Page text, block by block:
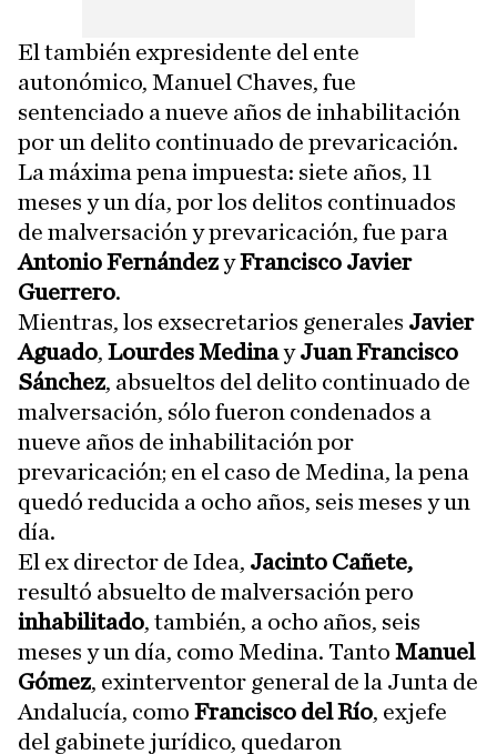
El también expresidente del ente
autonómico, Manuel Chaves, fue
sentenciado a nueve años de inhabilitación
por un delito continuado de prevaricación.
La máxima pena impuesta: siete años, 11
meses y un día, por los delitos continuados
de malversación y prevaricación, fue para
Antonio FernándezyFrancisco Javier
Guerrero.
Mientras, los exsecretarios generales Javier
Aguado, Lourdes MedinayJuan Francisco
Sánchez, absueltos del delito continuado de
malversación, sólo fueron condenados a
nueve años de inhabilitación por
prevaricación; en el caso de Medina, la pena
quedó reducida a ocho años, seis meses y un
día.
El ex director de Idea, Jacinto Cañete,
resultó absuelto de malversación pero
inhabilitado, también, a ocho años, seis
meses y un día, como Medina. Tanto Manuel
Gómez, exinterventor general de la Junta de
Andalucía, como Francisco del Río, exjefe
del gabinete jurídico, quedaron